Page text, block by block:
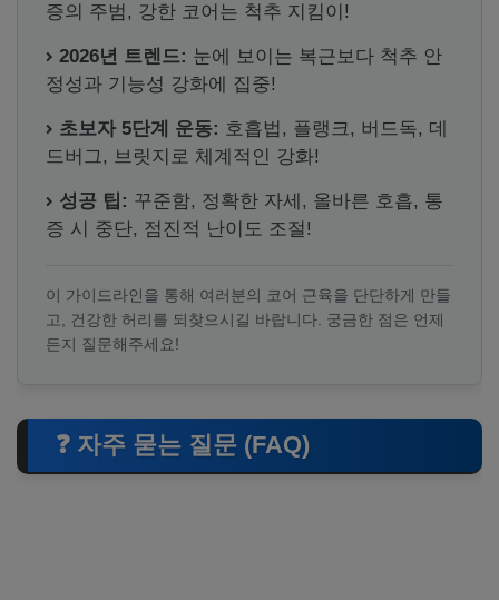
증의 주범, 강한 코어는 척추 지킴이!
2026년 트렌드: 눈에 보이는 복근보다 척추 안
정성과 기능성 강화에 집중!
초보자 5단계 운동: 호흡법, 플랭크, 버드독, 데
드버그, 브릿지로 체계적인 강화!
성공 팁: 꾸준함, 정확한 자세, 올바른 호흡, 통
증 시 중단, 점진적 난이도 조절!
이 가이드라인을 통해 여러분의 코어 근육을 단단하게 만들
고, 건강한 허리를 되찾으시길 바랍니다. 궁금한 점은 언제
든지 질문해주세요!
❓ 자주 묻는 질문 (FAQ)